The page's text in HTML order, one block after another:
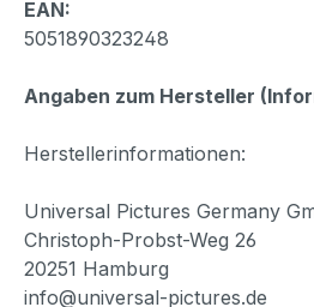
EAN:
5051890323248
Angaben zum Hersteller
Herstellerinformationen:
Universal Pictures Germany
Christoph-Probst-Weg 26
20251 Hamburg
info@universal-pictures.de